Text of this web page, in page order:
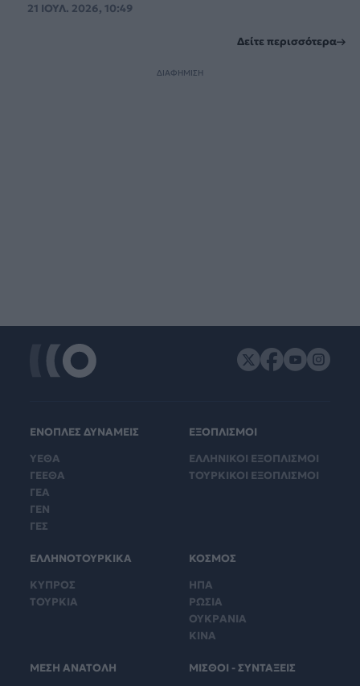
21 ΙΟΥΛ. 2026, 10:49
Δείτε περισσότερα
ΔΙΑΦΗΜΙΣΗ
ΕΝΟΠΛΕΣ ΔΥΝΑΜΕΙΣ
ΥΕΘΑ
ΓΕΕΘΑ
ΓΕΑ
ΓΕΝ
ΓΕΣ
ΕΞΟΠΛΙΣΜΟΙ
ΕΛΛΗΝΙΚΟΙ ΕΞΟΠΛΙΣΜΟΙ
ΤΟΥΡΚΙΚΟΙ ΕΞΟΠΛΙΣΜΟΙ
ΕΛΛΗΝΟΤΟΥΡΚΙΚΑ
ΚΥΠΡΟΣ
ΤΟΥΡΚΙΑ
ΚΟΣΜΟΣ
ΗΠΑ
ΡΩΣΙΑ
ΟΥΚΡΑΝΙΑ
ΚΙΝΑ
ΜΕΣΗ ΑΝΑΤΟΛΗ ΜΙΣΘΟΙ - ΣΥΝΤΑΞΕΙΣ